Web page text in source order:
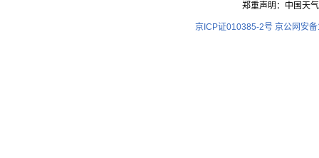
郑重声明：中国天
京ICP证010385-2号 京公网安